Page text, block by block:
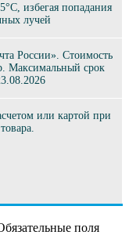
избегая попадания
лучей
России». Стоимость
Максимальный срок
или картой при
поля